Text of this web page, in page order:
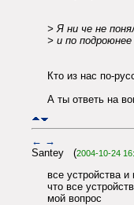
> Я ни че не
> и по подроюнее
Кто из нас по-
А ты ответь на
← →
Santey (2004-10-24
все устройства
что все
мой вопрос